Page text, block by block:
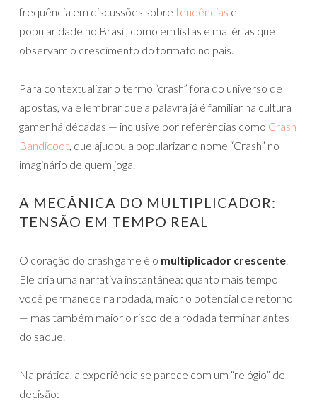
frequência em discussões sobre tendências e
popularidade no Brasil, como em listas e matérias que
observam o crescimento do formato no país.
Para contextualizar o termo “crash” fora do universo de
apostas, vale lembrar que a palavra já é familiar na cultura
gamer há décadas — inclusive por referências como Crash
Bandicoot, que ajudou a popularizar o nome “Crash” no
imaginário de quem joga.
A MECÂNICA DO MULTIPLICADOR:
TENSÃO EM TEMPO REAL
O coração do crash game é o multiplicador crescente.
Ele cria uma narrativa instantânea: quanto mais tempo
você permanece na rodada, maior o potencial de retorno
— mas também maior o risco de a rodada terminar antes
do saque.
Na prática, a experiência se parece com um “relógio” de
decisão: